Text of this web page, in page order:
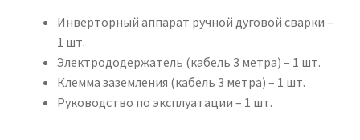
Инверторный аппарат ручной дуговой сварки –
1 шт.
Электрододержатель (кабель 3 метра) – 1 шт.
Клемма заземления (кабель 3 метра) – 1 шт.
Руководство по эксплуатации – 1 шт.